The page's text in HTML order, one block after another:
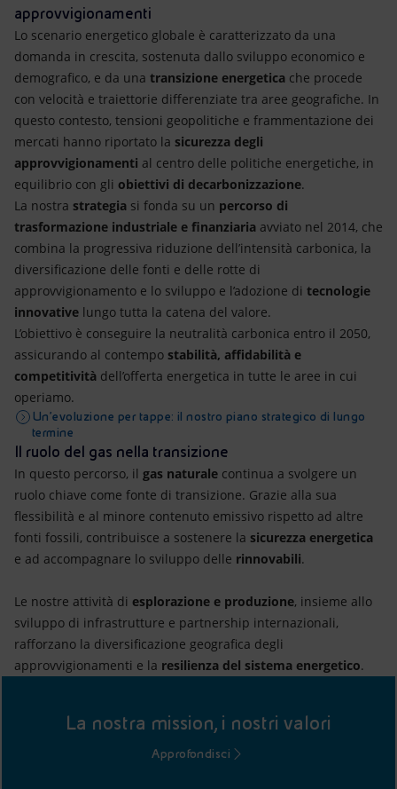
approvvigionamenti
Lo scenario energetico globale è caratterizzato da una
domanda in crescita, sostenuta dallo sviluppo economico e
demografico, e da una transizione energetica che procede
con velocità e traiettorie differenziate tra aree geografiche. In
questo contesto, tensioni geopolitiche e frammentazione dei
mercati hanno riportato la sicurezza degli
approvvigionamenti al centro delle politiche energetiche, in
equilibrio con gli obiettivi di decarbonizzazione.
La nostra strategia si fonda su un percorso di
trasformazione industriale e finanziaria avviato nel 2014, che
combina la progressiva riduzione dell’intensità carbonica, la
diversificazione delle fonti e delle rotte di
approvvigionamento e lo sviluppo e l’adozione di tecnologie
innovative lungo tutta la catena del valore.
L’obiettivo è conseguire la neutralità carbonica entro il 2050,
assicurando al contempo stabilità, affidabilità e
competitività dell’offerta energetica in tutte le aree in cui
operiamo.
Un’evoluzione per tappe: il nostro piano strategico di lungo
termine
Il ruolo del gas nella transizione
In questo percorso, il gas naturale continua a svolgere un
ruolo chiave come fonte di transizione. Grazie alla sua
flessibilità e al minore contenuto emissivo rispetto ad altre
fonti fossili, contribuisce a sostenere la sicurezza energetica
e ad accompagnare lo sviluppo delle rinnovabili.
Le nostre attività di esplorazione e produzione, insieme allo
sviluppo di infrastrutture e partnership internazionali,
rafforzano la diversificazione geografica degli
approvvigionamenti e la resilienza del sistema energetico.
La nostra mission, i nostri valori
Approfondisci